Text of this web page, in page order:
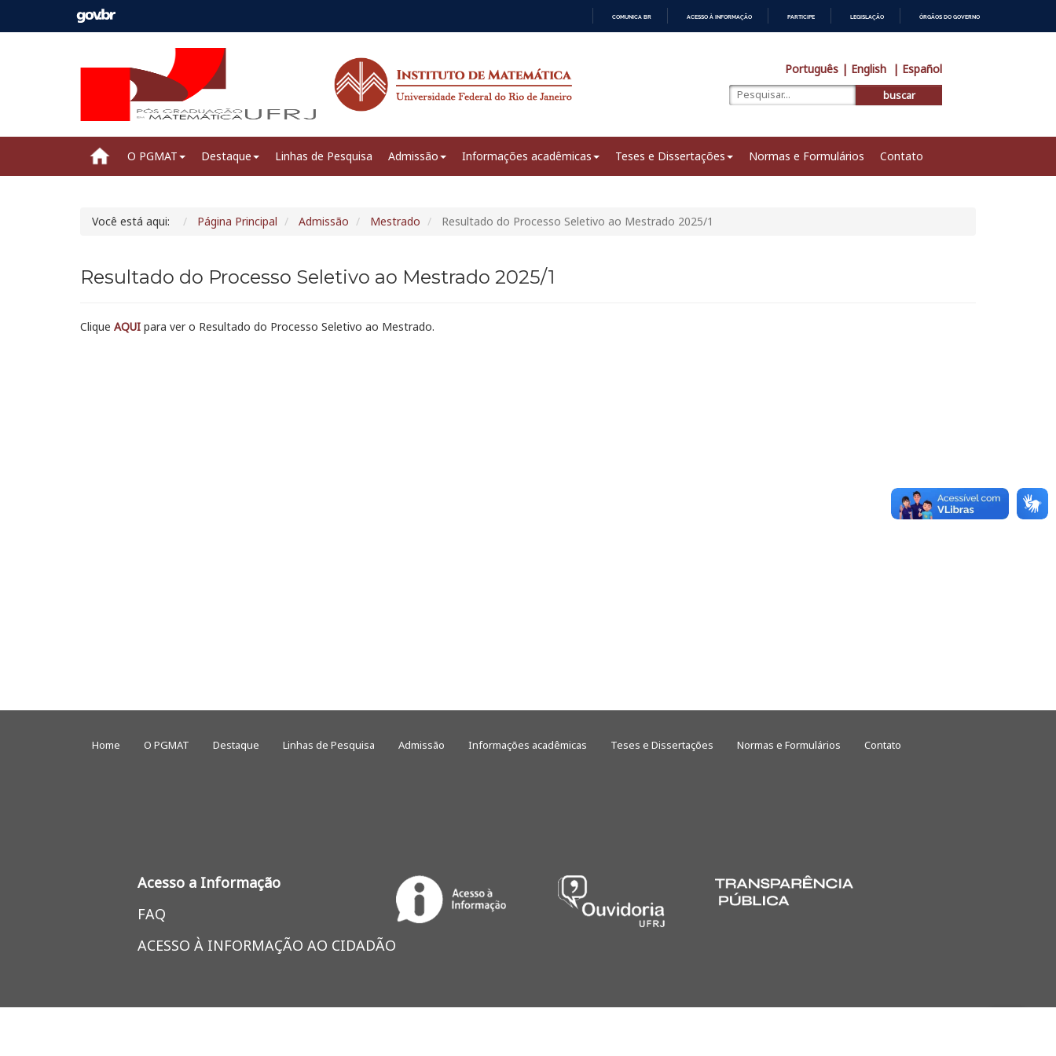
CONTEÚDO
COMUNICA BR ACESSO À INFORMAÇÃO PARTICIPE LEGISLAÇÃO ÓRGÃOS DO GOVERNO
Português | English | Español
buscar
O PGMAT Destaque Linhas de Pesquisa Admissão Informações acadêmicas Teses e Dissertações Normas e Formulários Contato
Você está aqui: Página Principal Admissão Mestrado Resultado do Processo Seletivo ao Mestrado 2025/1
Resultado do Processo Seletivo ao Mestrado 2025/1
Clique AQUI para ver o Resultado do Processo Seletivo ao Mestrado.
Home O PGMAT Destaque Linhas de Pesquisa Admissão Informações acadêmicas Teses e Dissertações Normas e Formulários Contato
Acesso a Informação
FAQ
ACESSO À INFORMAÇÃO AO CIDADÃO